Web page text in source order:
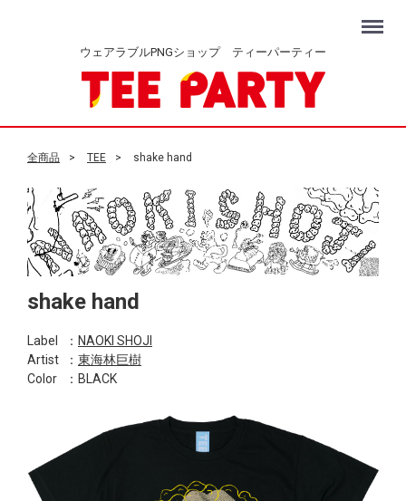
ウェアラブルPNGショップ ティーパーティー
Menu
全商品 TEE shake hand
shake hand
Label ： NAOKI SHOJI
Artist
： 東海林巨樹
Color
：BLACK